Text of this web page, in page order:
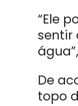
“Ele
sentir
De
topo